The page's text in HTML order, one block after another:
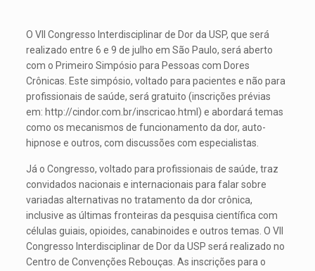
O VII Congresso Interdisciplinar de Dor da USP, que será
realizado entre 6 e 9 de julho em São Paulo, será aberto
com o Primeiro Simpósio para Pessoas com Dores
Crônicas. Este simpósio, voltado para pacientes e não para
profissionais de saúde, será gratuito (inscrições prévias
em: http://cindor.com.br/inscricao.html) e abordará temas
como os mecanismos de funcionamento da dor, auto-
hipnose e outros, com discussões com especialistas.
Já o Congresso, voltado para profissionais de saúde, traz
convidados nacionais e internacionais para falar sobre
variadas alternativas no tratamento da dor crônica,
inclusive as últimas fronteiras da pesquisa científica com
células guiais, opioides, canabinoides e outros temas. O VII
Congresso Interdisciplinar de Dor da USP será realizado no
Centro de Convenções Rebouças. As inscrições para o